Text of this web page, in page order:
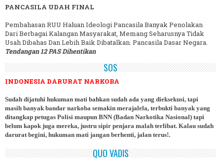
PANCASILA UDAH FINAL
Pembahasan RUU Haluan Ideologi Pancasila Banyak Penolakan
Dari Berbagai Kalangan Masyarakat, Memang Seharusnya Tidak
Usah Dibahas Dan Lebih Baik Dibatalkan. Pancasila Dasar Negara.
Tendangan 12 PAS Dihentikan
SOS
INDONESIA DARURAT NARKOBA
Sudah dijatuhi hukuman mati bahkan sudah ada yang dieksekusi, tapi
masih banyak bandar narkoba semakin merajalela, terbukti banyak yang
ditangkap petugas Polisi maupun BNN (Badan Narkotika Nasional) tapi
belum kapok juga mereka, justru sipir penjara malah terlibat. Kalau sudah
darurat begini, hukuman mati jangan berhenti, jalan terus!.
QUO VADIS